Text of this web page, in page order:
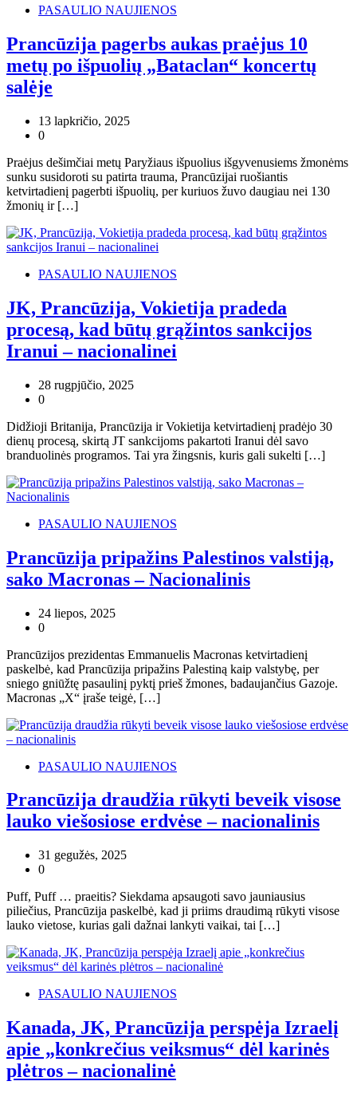
PASAULIO NAUJIENOS
Prancūzija pagerbs aukas praėjus 10
metų po išpuolių „Bataclan“ koncertų
salėje
13 lapkričio, 2025
0
Praėjus dešimčiai metų Paryžiaus išpuolius išgyvenusiems žmonėms
sunku susidoroti su patirta trauma, Prancūzijai ruošiantis
ketvirtadienį pagerbti išpuolių, per kuriuos žuvo daugiau nei 130
žmonių ir […]
PASAULIO NAUJIENOS
JK, Prancūzija, Vokietija pradeda
procesą, kad būtų grąžintos sankcijos
Iranui – nacionalinei
28 rugpjūčio, 2025
0
Didžioji Britanija, Prancūzija ir Vokietija ketvirtadienį pradėjo 30
dienų procesą, skirtą JT sankcijoms pakartoti Iranui dėl savo
branduolinės programos. Tai yra žingsnis, kuris gali sukelti […]
PASAULIO NAUJIENOS
Prancūzija pripažins Palestinos valstiją,
sako Macronas – Nacionalinis
24 liepos, 2025
0
Prancūzijos prezidentas Emmanuelis Macronas ketvirtadienį
paskelbė, kad Prancūzija pripažins Palestiną kaip valstybę, per
sniego gniūžtę pasaulinį pyktį prieš žmones, badaujančius Gazoje.
Macronas „X“ įraše teigė, […]
PASAULIO NAUJIENOS
Prancūzija draudžia rūkyti beveik visose
lauko viešosiose erdvėse – nacionalinis
31 gegužės, 2025
0
Puff, Puff … praeitis? Siekdama apsaugoti savo jauniausius
piliečius, Prancūzija paskelbė, kad ji priims draudimą rūkyti visose
lauko vietose, kurias gali dažnai lankyti vaikai, tai […]
PASAULIO NAUJIENOS
Kanada, JK, Prancūzija perspėja Izraelį
apie „konkrečius veiksmus“ dėl karinės
plėtros – nacionalinė